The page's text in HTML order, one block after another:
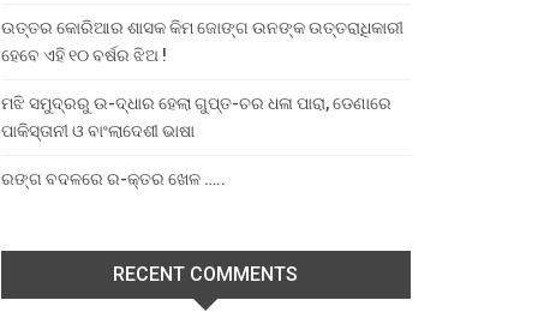
ଉତ୍ତର କୋରିଆର ଶାସକ କିମ ଜୋଙ୍ଗ ଉନଙ୍କ ଉତ୍ତରାଧିକାରୀ
ହେବେ ଏହି ୧୦ ବର୍ଷର ଝିଅ !
ମଝି ସମୁଦ୍ରରୁ ଉ-ଦ୍ଧାର ହେଲା ଗୁପ୍ତ-ଚର ଧଳା ପାରା, ଡେଣାରେ
ପାକିସ୍ତାନୀ ଓ ବାଂଲାଦେଶୀ ଭାଷା
ରଙ୍ଗ ବଦଳରେ ର-କ୍ତର ଖେଳ …..
RECENT COMMENTS